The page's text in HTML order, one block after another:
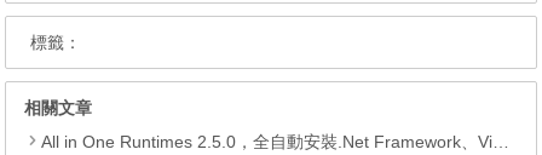
標籤：
相關文章
All in One Runtimes 2.5.0，全自動安裝.Net Framework、Visual C++、DirectX、Flash Player、JRE